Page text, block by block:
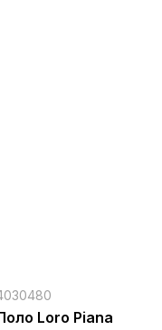
Loro Piana